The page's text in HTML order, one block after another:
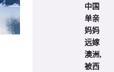
中国
单亲
妈妈
远嫁
澳洲,
被西